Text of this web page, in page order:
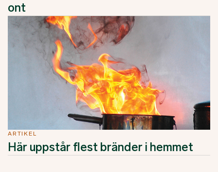
ont
ARTIKEL
Här uppstår flest bränder i hemmet